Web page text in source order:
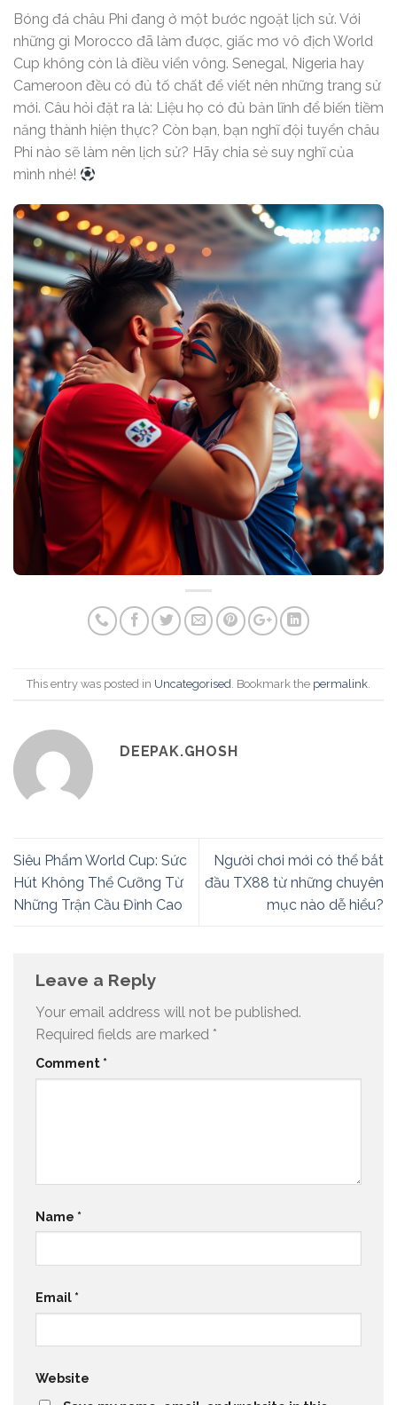
Bóng đá châu Phi đang ở một bước ngoặt lịch sử. Với
những gì Morocco đã làm được, giấc mơ vô địch World
Cup không còn là điều viển vông. Senegal, Nigeria hay
Cameroon đều có đủ tố chất để viết nên những trang sử
mới. Câu hỏi đặt ra là: Liệu họ có đủ bản lĩnh để biến tiềm
năng thành hiện thực? Còn bạn, bạn nghĩ đội tuyển châu
Phi nào sẽ làm nên lịch sử? Hãy chia sẻ suy nghĩ của
mình nhé!
This entry was posted in Uncategorised . Bookmark the permalink
DEEPAK.GHOSH
Siêu Phẩm World Cup: Sức
Hút Không Thể Cưỡng Từ
Những Trận Cầu Đỉnh Cao
Người chơi mới có thể bắt
đầu TX88 từ những chuyên
mục nào dễ hiểu?
Leave a Reply
Your email address will not be published.
Required fields are marked *
Comment *
Name *
Email *
Website